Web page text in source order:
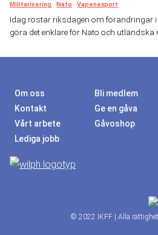
Militarisering
Nato Vapenexport
Idag röstar riksdagen om förändringar
göra det enklare för Nato och utländska
Om oss Bli medlem
Kontakt
Ge en gåva
Vårt arbete
Gåvoshop
Lediga jobb
© 2022 IKFF | Alla